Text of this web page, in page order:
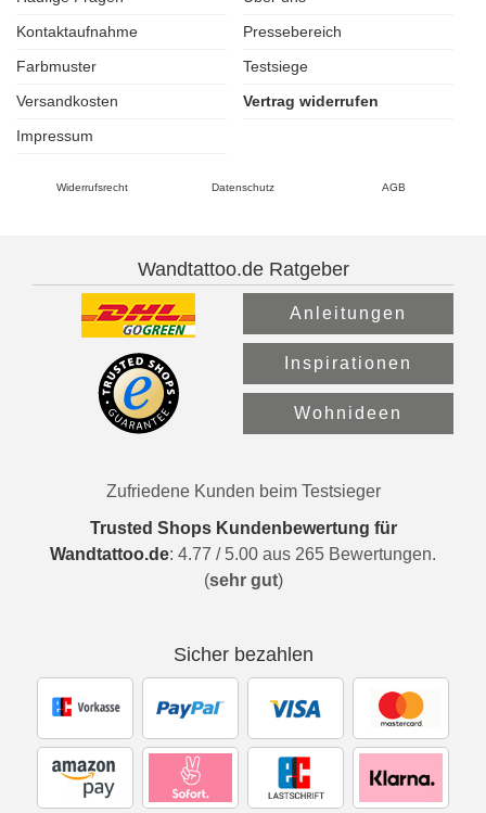
Kontaktaufnahme
Pressebereich
Farbmuster
Testsiege
Versandkosten
Vertrag widerrufen
Impressum
Widerrufsrecht Datenschutz AGB
Wandtattoo.de Ratgeber
Anleitungen
Inspirationen
Wohnideen
Zufriedene Kunden beim Testsieger
Trusted Shops Kundenbewertung für
Wandtattoo.de: 4.77 / 5.00 aus 265 Bewertungen.
(sehr gut)
Sicher bezahlen